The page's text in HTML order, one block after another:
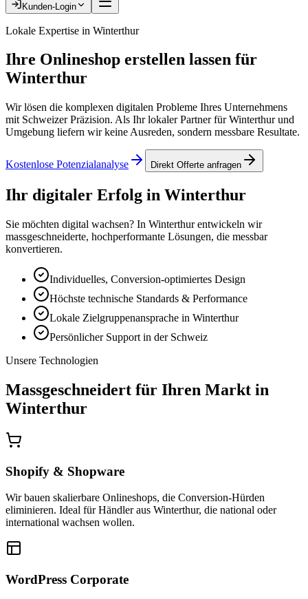
Kunden-Login
Lokale Expertise in Winterthur
Ihre Onlineshop erstellen lassen für
Winterthur
Wir lösen die komplexen digitalen Probleme Ihres Unternehmens
mit Schweizer Präzision. Als Ihr lokaler Partner fürWinterthurund
Umgebung liefern wir keine Ausreden, sondern messbare Resultate.
Kostenlose Potenzialanalyse Direkt Offerte anfragen
Ihr digitaler Erfolg in Winterthur
Sie möchten digital wachsen? In Winterthur entwickeln wir
massgeschneiderte, hochperformante Lösungen, die messbar
konvertieren.
Individuelles, Conversion-optimiertes Design
Höchste technische Standards & Performance
Lokale Zielgruppenansprache in Winterthur
Persönlicher Support in der Schweiz
Unsere Technologien
Massgeschneidert für Ihren Markt in
Winterthur
Shopify & Shopware
Wir bauen skalierbare Onlineshops, die Conversion-Hürden
eliminieren. Ideal für Händler aus Winterthur, die national oder
international wachsen wollen.
WordPress Corporate